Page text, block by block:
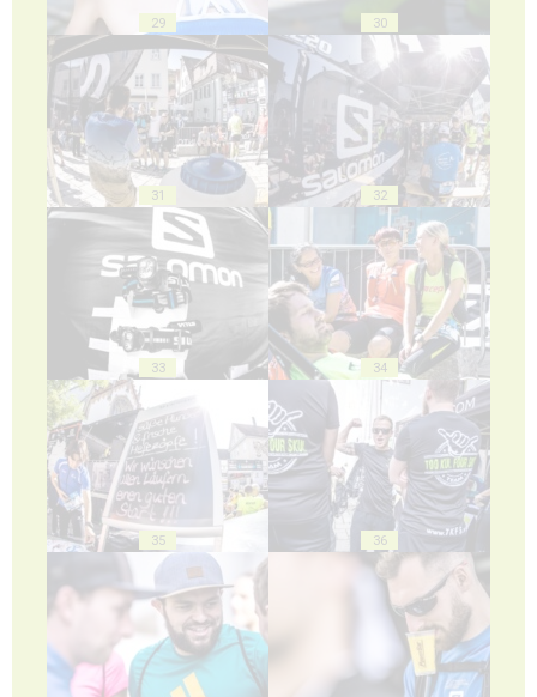
29 30
31 32
33 34
35 36